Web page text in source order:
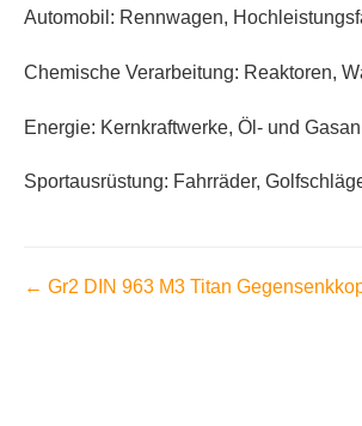
Automobil: Rennwagen,
Chemische Verarbeitung: Reaktoren,
Energie: Kernkraftwerke, Öl- und
Sportausrüstung: Fahrräder,
← Gr2 DIN 963 M3 Titan